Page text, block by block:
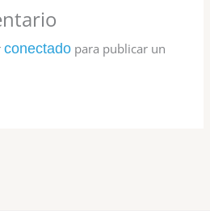
conectado para publicar un